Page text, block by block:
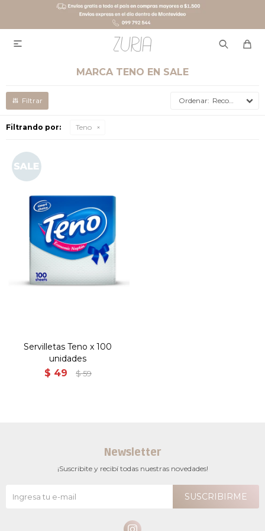

MARCA TENO EN SALE
Recomendados
Filtrando por: Teno
Servilletas Teno x 100
unidades
$ 49 $ 59
Newsletter
¡Suscribite y recibí todas nuestras novedades!
SUSCRIBIRME